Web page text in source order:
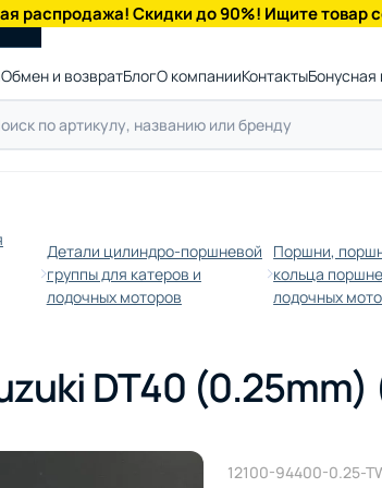
распродажа! Скидки до 90%! Ищите товар
Обмен и возвратБлогО компанииКонтакты
Детали цилиндро-поршневой
группы для катеров и
лодочных моторов
Поршни,
кольца
лодочных
DT40 (0.25mm)
12100-94400-0.25-